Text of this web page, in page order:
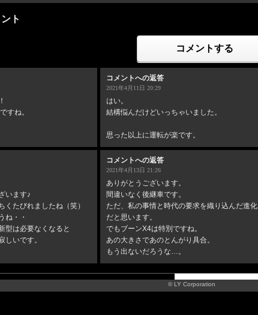
ト
コメントする
すね。
コメントへの返答
2021年4月11日 20:29
はい。
結構悩んだけどいっちゃいました。
思った以上に運転が楽です。
います♪
くたびれましたね（笑）
ね・・
型は必要なくなると
しいです。
コメントへの返答
2021年4月13日 21:26
ありがとうございます。
間違いなく後継車です。
ただ、私の事情と時代の要求を織り込んだ進化
だと思います。
でもブーンX4は特別ですね。
あの大きさであのとんがり具合。
もう出ないだろうな…。
© LY Corporation